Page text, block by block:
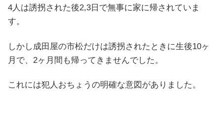
4人は誘拐された後2,3日で無事に家に帰されていま
す。
しかし成田屋の市松だけは誘拐されたときに生後10ヶ
月で、2ヶ月間も帰ってきませんでした。
これには犯人おちょうの明確な意図がありました。